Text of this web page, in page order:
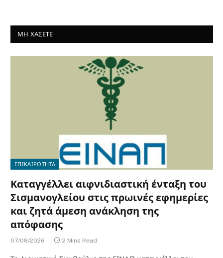
ΜΗ ΧΑΣΕΤΕ
ΕΠΙΚΑΙΡΟΤΗΤΑ
Καταγγέλλει αιφνιδιαστική ένταξη του
Σισμανογλείου στις πρωινές εφημερίες
και ζητά άμεση ανάκληση της
απόφασης
07/08/2026 2 Mins Read